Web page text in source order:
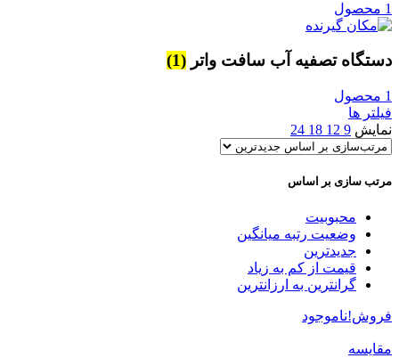
1 محصول
دستگاه تصفیه آب سافت واتر (1)
1 محصول
فیلتر ها
نمایش 9
12
18
24
مرتب سازی بر اساس
محبوبیت
وضعیت رتبه میانگین
جدیدترین
قیمت از کم به زیاد
گرانترین به ارزانترین
فروش!ناموجود
مقایسه